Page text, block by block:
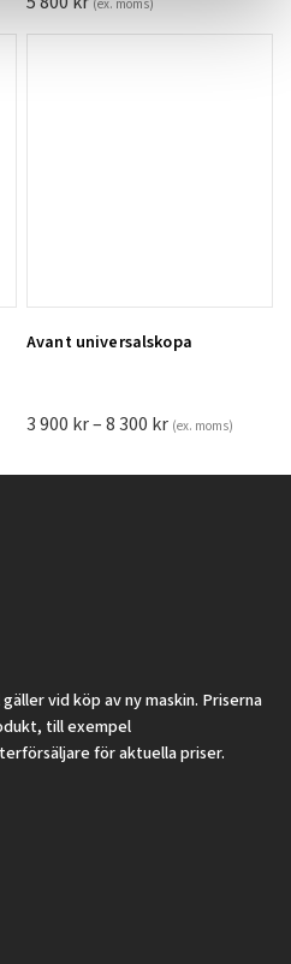
(ex. moms)
Lägg till i varukorg
Avant universalskopa
3 900 kr–8 300 krPrisintervall:
3
till
(ex. moms)
vid köp av ny maskin. Priserna
till exempel
för aktuella priser.